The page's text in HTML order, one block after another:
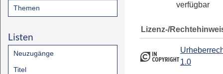
Themen
Listen
Neuzugänge
Titel
verfügbar
Lizenz-/
1.0